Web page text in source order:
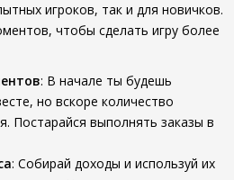
игроков, так и для новичков.
чтобы сделать игру более
: В начале ты будешь
но вскоре количество
Постарайся выполнять заказы в
: Собирай доходы и используй их